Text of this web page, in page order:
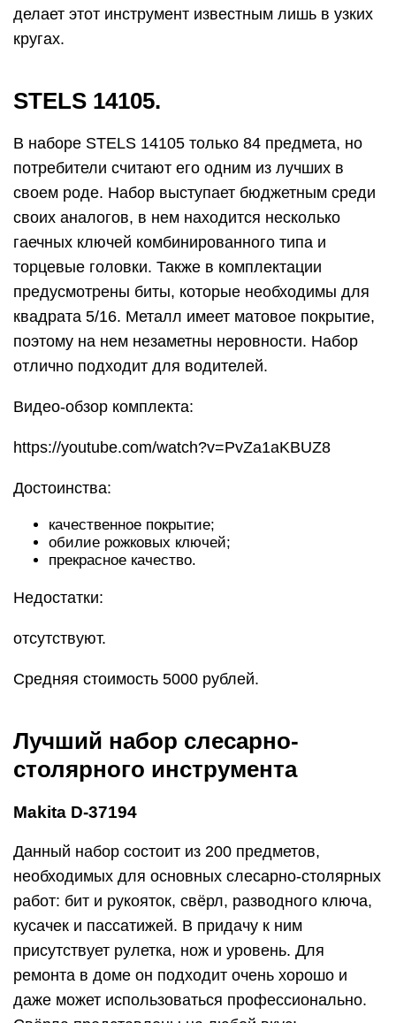
предусмотрены биты, которые необходимы для
квадрата 5/16. Металл имеет матовое покрытие,
https://youtube.com/watch?v=PvZa1aKBUZ8
Достоинства:
качественное покрытие;
обилие рожковых ключей;
Недостатки:
Средняя стоимость 5000 рублей.
Лучший набор слесарно-
столярного инструмента
Makita D-37194
Данный набор состоит из 200 предметов,
необходимых для основных слесарно-столярных
кусачек и пассатижей. В придачу к ним
присутствует рулетка, нож и уровень. Для
ремонта в доме он подходит очень хорошо и
Свёрла представлены на любой вкус:
по бетону;
по металлу.
Всего их 33 штуки в диаметре от 1 до 10 мм.
Приятным бонусом идут кольцевые пилы и
удобный держатель на магните.
Огромный плюс – наличие всего и сразу в
удобном и практичном кейсе. Замки на чемодане
крепкие, а держатели интуитивные и надежные.
Неожиданным дополнением радует фонарик.